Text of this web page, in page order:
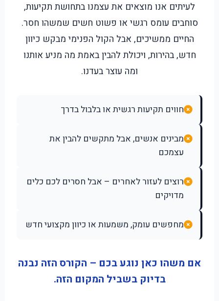
לעיתים אנו מוצאים את עצמנו בתחושת תקיעות,
סוחבים עומס רגשי או פשוט חשים שמשהו חסר.
החיים ממשיכים, אבל הקול הפנימי מבקש כיוון
חדש, בהירות, ויכולת להבין באמת מה מניע אותנו
ומה עוצר בעדנו.
חווים תקיעות רגשית או בלבול בדרך
מבינים אנשים, אבל מתקשים להבין את
עצמכם
רוצים לעזור לאחרים – אבל חסרים לכם כלים
מדויקים
מחפשים עומק, משמעות או כיוון מקצועי חדש
אם משהו כאן נוגע בכם – הקורס הזה נבנה
בדיוק בשביל המקום הזה.